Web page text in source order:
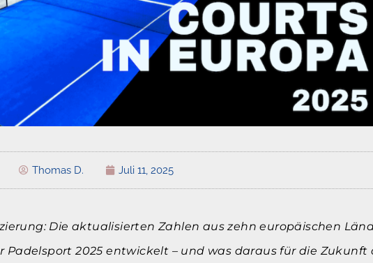
Thomas D. Juli 11, 2025
Die aktualisierten Zahlen aus zehn europäischen
2025 entwickelt – und was daraus für die Zukunft